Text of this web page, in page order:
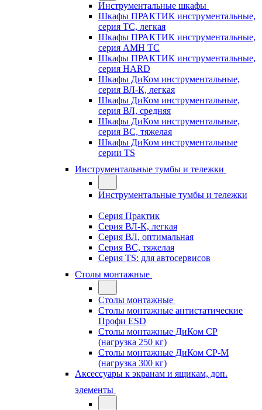
Инструментальные шкафы
Шкафы ПРАКТИК инструментальные,
серия TC, легкая
Шкафы ПРАКТИК инструментальные,
серия AMH TC
Шкафы ПРАКТИК инструментальные,
серия HARD
Шкафы ДиКом инструментальные,
cерия ВЛ-К, легкая
Шкафы ДиКом инструментальные,
серия ВЛ, средняя
Шкафы ДиКом инструментальные,
серия ВС, тяжелая
Шкафы ДиКом инструментальные
серии TS
Инструментальные тумбы и тележки
Инструментальные тумбы и тележки
Серия Практик
Серия ВЛ-К, легкая
Серия ВЛ, оптимальная
Серия ВС, тяжелая
Серия TS: для автосервисов
Столы монтажные
Столы монтажные
Столы монтажные антистатические
Профи ESD
Столы монтажные ДиКом СР
(нагрузка 250 кг)
Столы монтажные ДиКом СР-М
(нагрузка 300 кг)
Аксессуары к экранам и ящикам, доп.
элементы